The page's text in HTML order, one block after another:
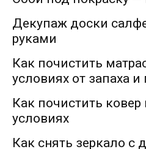
Декупаж доски
руками
Как почистить
условиях от запаха и
Как почистить
условиях
Как снять зеркало с